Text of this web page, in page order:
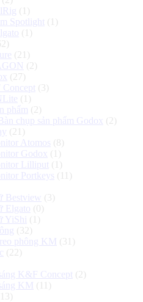
(1)
Spotlight (1)
(1)
(21)
(2)
(27)
(3)
(1)
phẩm (2)
chụp sản phẩm Godox (2)
(21)
Atomos (8)
Godox (1)
Lilliput (1)
Portkeys (11)
Bestview (3)
Elgato (0)
YiShi
(1)
(32)
phông KM (31)
(22)
K&F Concept (2)
KM (11)